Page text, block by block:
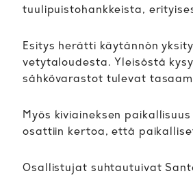
tuulipuistohankkeista,
Esitys herätti käytännön
vetytaloudesta. Yleisöstä
sähkövarastot tulevat
Myös kiviaineksen
osattiin kertoa, että
Osallistujat suhtautuivat